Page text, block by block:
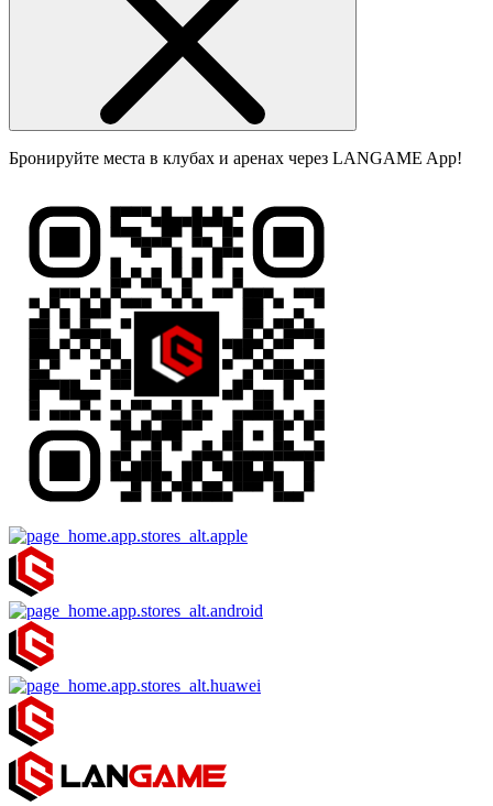
Бронируйте места в клубах и аренах через LANGAME App!